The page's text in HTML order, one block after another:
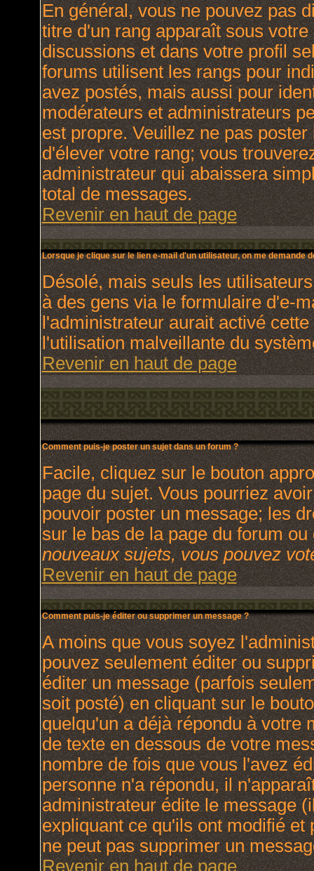
En général, vous ne pouvez pas
titre d'un rang apparaît sous
discussions et dans votre profil
forums utilisent les rangs pour
avez postés, mais aussi pour
modérateurs et administrateurs
est propre. Veuillez ne pas
d'élever votre rang; vous
administrateur qui abaissera
total de messages.
Revenir en haut de page
Lorsque je clique sur le lien e-mail d'un utilisateur, on me demande
Désolé, mais seuls les
à des gens via le formulaire d'e-
l'administrateur aurait activé
l'utilisation malveillante du
Revenir en haut de page
Comment puis-je poster un sujet dans un forum ?
Facile, cliquez sur le bouton
page du sujet. Vous pourriez
pouvoir poster un message; les
sur le bas de la page du forum
nouveaux sujets, vous pouvez
Revenir en haut de page
Comment puis-je éditer ou supprimer un message ?
A moins que vous soyez
pouvez seulement éditer ou
éditer un message (parfois
soit posté) en cliquant sur le
quelqu'un a déjà répondu à votre
de texte en dessous de votre
nombre de fois que vous l'avez
personne n'a répondu, il
administrateur édite le message
expliquant ce qu'ils ont modifié
ne peut pas supprimer un
Revenir en haut de page